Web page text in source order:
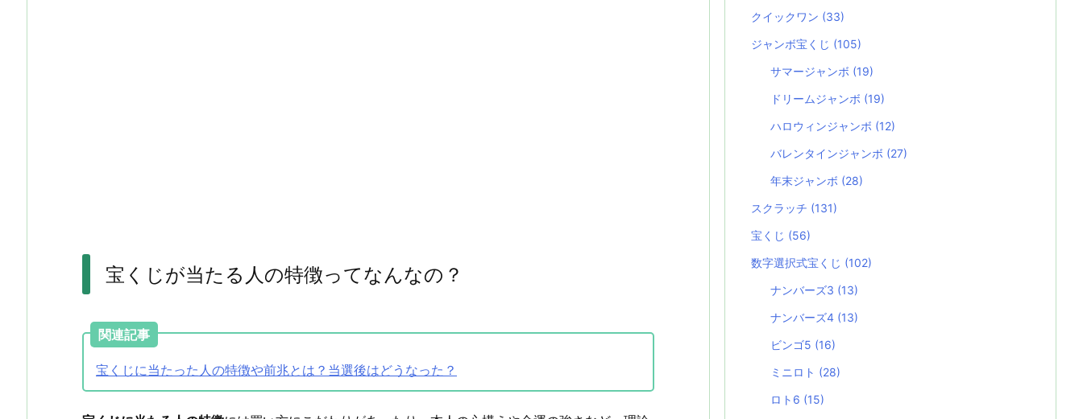
宝くじが当たる人の特徴ってなんなの？
関連記事
宝くじに当たった人の特徴や前兆とは？当選後はどうなった？
クイックワン (33)
ジャンボ宝くじ (105)
サマージャンボ (19)
ドリームジャンボ (19)
ハロウィンジャンボ (12)
バレンタインジャンボ (27)
年末ジャンボ (28)
スクラッチ (131)
宝くじ (56)
数字選択式宝くじ (102)
ナンバーズ3 (13)
ナンバーズ4 (13)
ビンゴ5 (16)
ミニロト (28)
ロト6 (15)